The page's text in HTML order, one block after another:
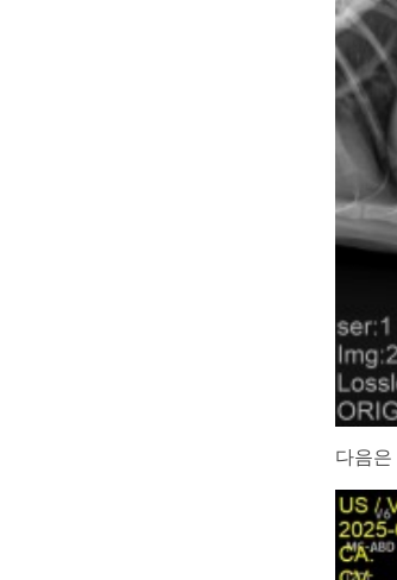
다음은